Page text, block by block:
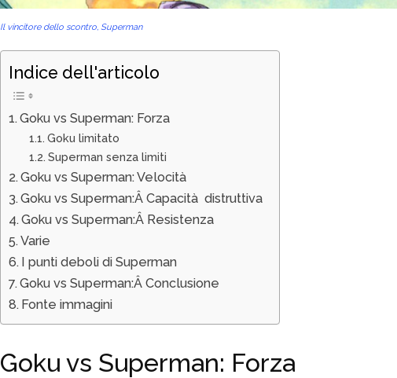
Il vincitore dello scontro, Superman
Indice dell'articolo
Goku vs Superman: Forza
Goku limitato
Superman senza limiti
Goku vs Superman: Velocità
Goku vs Superman:Â Capacità distruttiva
Goku vs Superman:Â Resistenza
Varie
I punti deboli di Superman
Goku vs Superman:Â Conclusione
Fonte immagini
Goku vs Superman: Forza